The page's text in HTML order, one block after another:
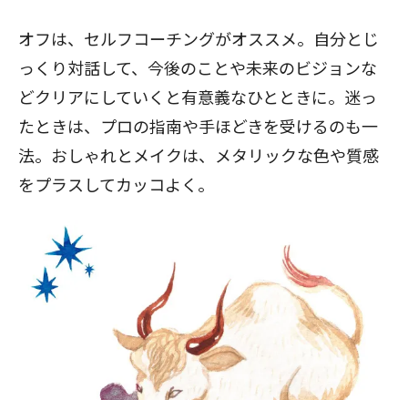
オフは、セルフコーチングがオススメ。自分とじ
っくり対話して、今後のことや未来のビジョンな
どクリアにしていくと有意義なひとときに。迷っ
たときは、プロの指南や手ほどきを受けるのも一
法。おしゃれとメイクは、メタリックな色や質感
をプラスしてカッコよく。